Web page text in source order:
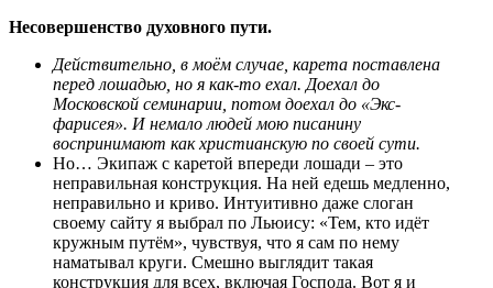
Несовершенство духовного пути.
Действительно, в моём случае, карета поставлена
перед лошадью, но я как-то ехал. Доехал до
Московской семинарии, потом доехал до «Экс-
фарисея». И немало людей мою писанину
воспринимают как христианскую по своей сути.
Но… Экипаж с каретой впереди лошади – это
неправильная конструкция. На ней едешь медленно,
неправильно и криво. Интуитивно даже слоган
своему сайту я выбрал по Льюису: «Тем, кто идёт
кружным путём», чувствуя, что я сам по нему
наматывал круги. Смешно выглядит такая
конструкция для всех, включая Господа. Вот я и